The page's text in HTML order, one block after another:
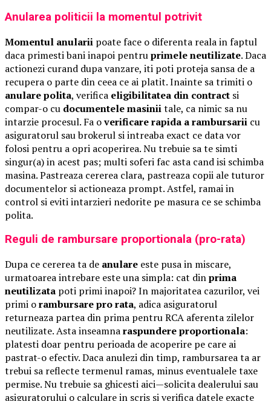
Anularea politicii la momentul potrivit
Momentul anularii poate face o diferenta reala in faptul
daca primesti bani inapoi pentruprimele neutilizate. Daca
actionezi curand dupa vanzare, iti poti proteja sansa de a
recupera o parte din ceea ce ai platit. Inainte sa trimiti o
anulare polita, verifica eligibilitatea din contract si
compar-o cu documentele masiniitale, ca nimic sa nu
intarzie procesul. Fa overificare rapida a rambursarii cu
asiguratorul sau brokerul si intreaba exact ce data vor
folosi pentru a opri acoperirea. Nu trebuie sa te simti
singur(a) in acest pas; multi soferi fac asta cand isi schimba
masina. Pastreaza cererea clara, pastreaza copii ale tuturor
documentelor si actioneaza prompt. Astfel, ramai in
control si eviti intarzieri nedorite pe masura ce se schimba
polita.
Reguli de rambursare proportionala (pro-rata)
Dupa ce cererea ta de anulare este pusa in miscare,
urmatoarea intrebare este una simpla: cat dinprima
neutilizata poti primi inapoi? In majoritatea cazurilor, vei
primi orambursare pro rata, adica asiguratorul
returneaza partea din prima pentru RCA aferenta zilelor
neutilizate. Asta inseamnaraspundere proportionala:
platesti doar pentru perioada de acoperire pe care ai
pastrat-o efectiv. Daca anulezi din timp, rambursarea ta ar
trebui sa reflecte termenul ramas, minus eventualele taxe
permise. Nu trebuie sa ghicesti aici—solicita dealerului sau
asiguratorului o calculare in scris si verifica datele exacte